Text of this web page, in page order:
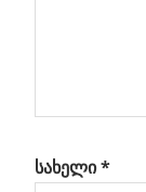
სახელი*